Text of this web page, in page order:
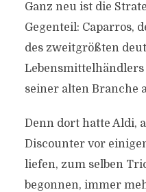
Ganz neu ist die
Gegenteil: Caparros,
des zweitgrößten
seiner alten Branche
Denn dort hatte Aldi,
Discounter vor
liefen, zum selben
begonnen, immer